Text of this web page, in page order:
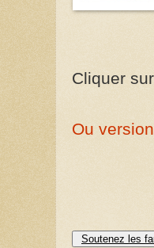
Cliquer
Ou
Soutenez les